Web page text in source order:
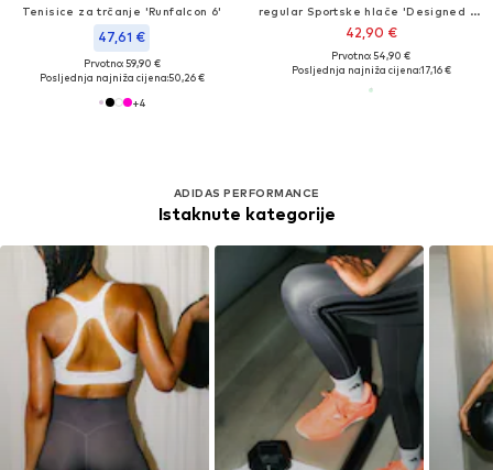
Tenisice za trčanje 'Runfalcon 6'
47,61 €
Prvotno: 59,90 €
Posljednja najniža cijena:50,26 €
+4
regular Sportske hlače 'Designed For Training'
42,90 €
Prvotno: 54,90 €
Posljednja najniža cijena:17,16 €
ADIDAS PERFORMANCE
Istaknute kategorije